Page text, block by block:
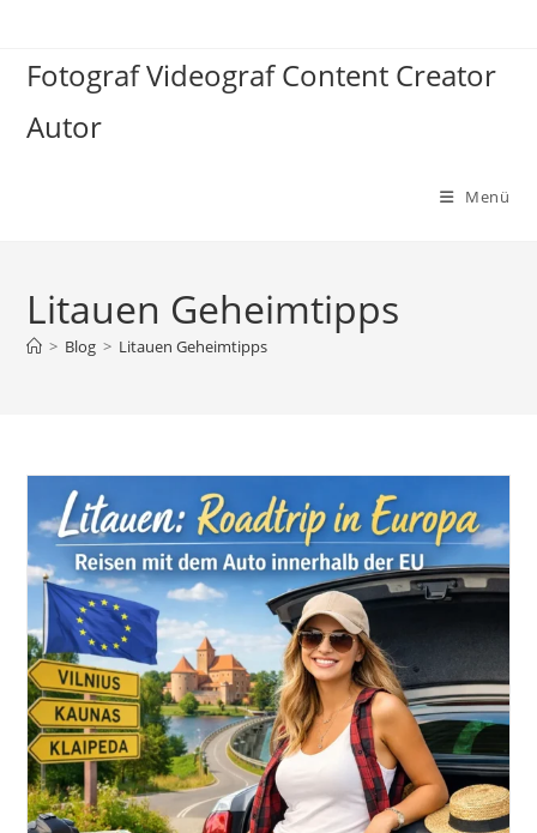
springen
Fotograf Videograf Content Creator
Autor
Menü
Litauen Geheimtipps
> Blog > Litauen Geheimtipps